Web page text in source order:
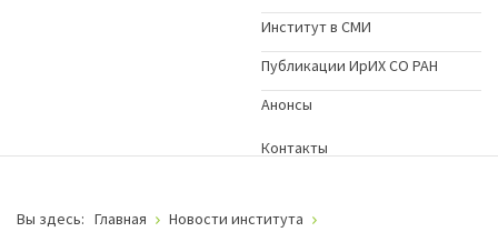
Институт в СМИ
Публикации ИрИХ СО РАН
Анонсы
Контакты
Вы здесь: Главная
Новости института